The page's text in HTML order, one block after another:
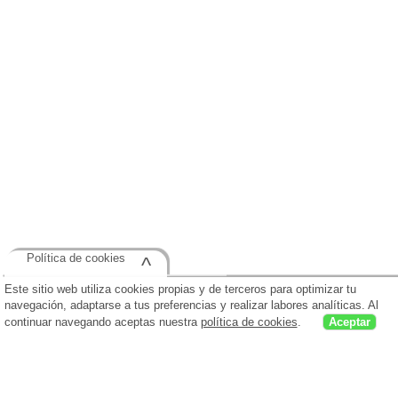
Este sitio web utiliza cookies propias y de terceros para optimizar tu
navegación, adaptarse a tus preferencias y realizar labores analíticas. Al
continuar navegando aceptas nuestra política de cookies Aceptar
Política de cookies ^